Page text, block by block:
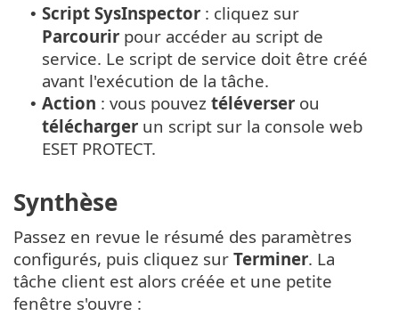
• Script SysInspector : cliquez sur
Parcourir pour accéder au script de
service. Le script de service doit être créé
avant l'exécution de la tâche.
• Action : vous pouvez téléverser ou
télécharger un script sur la console web
ESET PROTECT.
Synthèse
Passez en revue le résumé des paramètres
configurés, puis cliquez sur Terminer. La
tâche client est alors créée et une petite
fenêtre s'ouvre :